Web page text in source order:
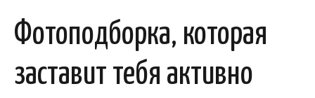
Фотоподборка, которая
заставит тебя активно